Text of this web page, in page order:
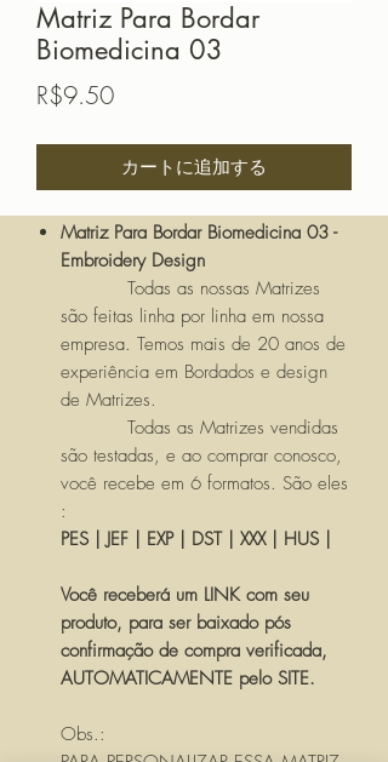
Matriz Para Bordar
Biomedicina 03
R$9.50価
カートに追加する
Matriz Para Bordar Biomedicina 03 -
Embroidery Design
Todas as nossas Matrizes
são feitas linha por linha em nossa
empresa. Temos mais de 20 anos de
experiência em Bordados e design
de Matrizes.
Todas as Matrizes vendidas
são testadas, e ao comprar conosco,
você recebe em 6 formatos. São eles
:
PES | JEF | EXP | DST | XXX | HUS |
Você receberá um LINK com seu
produto, para ser baixado pós
confirmação de compra verificada,
AUTOMATICAMENTE pelo SITE.
Obs.: